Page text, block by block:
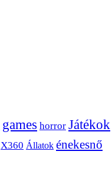
games horror Játékok
X360 Állatok énekesnő